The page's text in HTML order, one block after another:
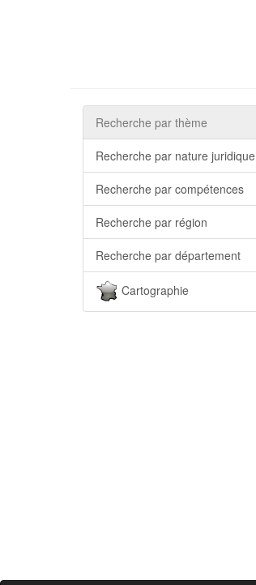
Recherche par thème
Recherche par nature juridique
Recherche par compétences
Recherche par région
Recherche par département
Cartographie